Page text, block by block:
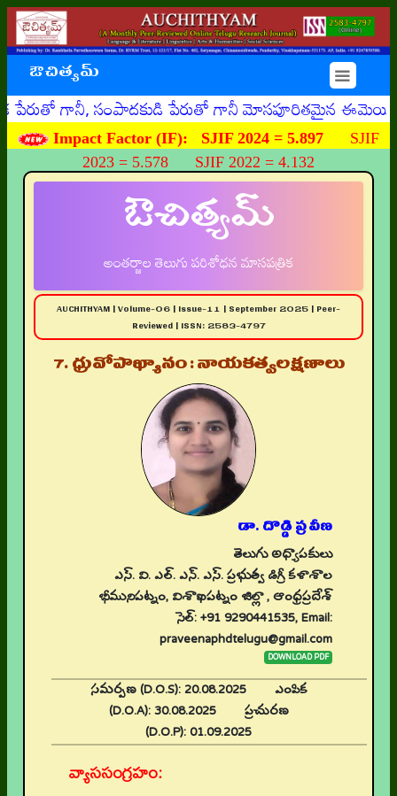
ఔచిత్యమ్ ☰
సంపాదకుడి పేరుతో గానీ మోసపూరితమైన ఈమెయిళ్ళు,
Impact Factor (IF): SJIF 2024 = 5.897 SJIF
2023 = 5.578 SJIF 2022 = 4.132
ఔచిత్యమ్
అంతర్జాల తెలుగు పరిశోధన మాసపత్రిక
AUCHITHYAM | Volume-06 | Issue-11 | September 2025 | Peer-
Reviewed | ISSN: 2583-4797
7. ధ్రువోపాఖ్యానం : నాయకత్వలక్షణాలు
డా. దొడ్డి ప్రవీణ
తెలుగు అధ్యాపకులు
ఎస్. వి. ఎల్. ఎన్. ఎస్. ప్రభుత్వ డిగ్రీ కళాశాల
భీమునిపట్నం, విశాఖపట్నం జిల్లా , ఆంధ్రప్రదేశ్
సెల్: +91 9290441535, Email:
praveenaphdtelugu@gmail.com
DOWNLOAD PDF
సమర్పణ (D.O.S):20.08.2025 ఎంపిక
(D.O.A):30.08.2025 ప్రచురణ
(D.O.P):01.09.2025
వ్యాససంగ్రహం: